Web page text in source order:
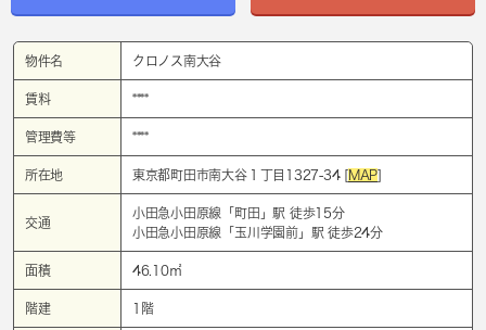
物件名 クロノス南大谷
賃料 ****
管理費等 ****
所在地 東京都町田市南大谷１丁目1327-34 [MAP]
交通
小田急小田原線「 町田 」駅 徒歩15分
小田急小田原線「 玉川学園前」駅 徒歩24分
面積 46.10㎡
階建 1階